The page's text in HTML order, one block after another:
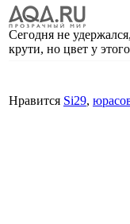
Сегодня не
крути, но цвет у
Нравится Si29,